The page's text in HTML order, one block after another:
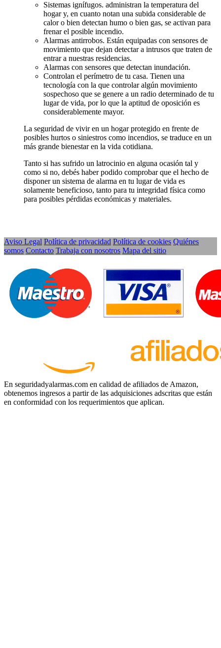
Sistemas ignífugos. administran la temperatura del
hogar y, en cuanto notan una subida considerable de
calor o bien detectan humo o bien gas, se activan para
frenar el posible incendio.
Alarmas antirrobos. Están equipadas con sensores de
movimiento que dejan detectar a intrusos que traten de
entrar a nuestras residencias.
Alarmas con sensores que detectan inundación.
Controlan el perímetro de tu casa. Tienen una
tecnología con la que controlar algún movimiento
sospechoso que se genere a un radio determinado de tu
lugar de vida, por lo que la aptitud de oposición es
considerablemente mayor.
La seguridad de vivir en un hogar protegido en frente de
posibles hurtos o siniestros como incendios, se traduce en un
más grande bienestar en la vida cotidiana.
Tanto si has sufrido un latrocinio en alguna ocasión tal y
como si no, debés haber podido comprobar que el hecho de
disponer un sistema de alarma en tu lugar de vida es
solamente beneficioso, tanto para tu integridad física como
para posibles pérdidas económicas y materiales.
Aviso Legal Política de privacidad Política de cookies Quiénes
somos Contacto Trabaja con nosotros Mapa del sitio
En seguridadyalarmas.com en calidad de afiliados de Amazon,
obtenemos ingresos a partir de las adquisiciones adscritas que están
en conformidad con los requerimientos que aplican.